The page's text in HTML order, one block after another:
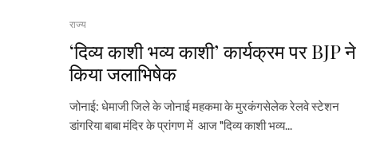
राज्य
‘दिव्य काशी भव्य काशी’ कार्यक्रम पर BJP ने
किया जलाभिषेक
जोनाई: धेमाजी जिले के जोनाई महकमा के मुरकंगसेलेक रेलवे स्टेशन
डांगरिया बाबा मंदिर के प्रांगण में आज "दिव्य काशी भव्य...